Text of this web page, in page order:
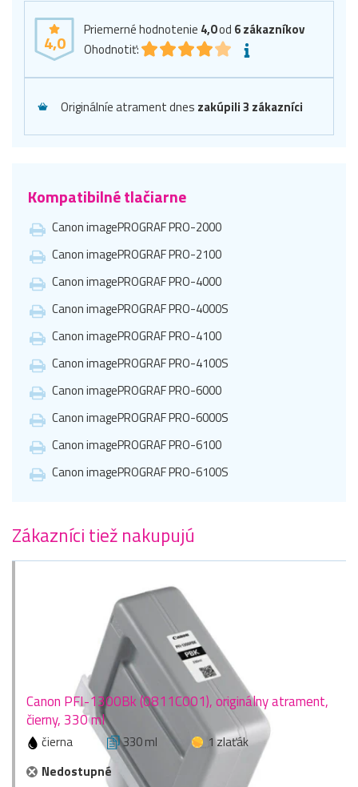
4,0
Priemerné hodnotenie 4,0od 6zákazníkov
Ohodnotiť:
Originálníe atrament dnes zakúpili 3 zákazníci
Kompatibilné tlačiarne
Canon imagePROGRAF PRO-2000
Canon imagePROGRAF PRO-2100
Canon imagePROGRAF PRO-4000
Canon imagePROGRAF PRO-4000S
Canon imagePROGRAF PRO-4100
Canon imagePROGRAF PRO-4100S
Canon imagePROGRAF PRO-6000
Canon imagePROGRAF PRO-6000S
Canon imagePROGRAF PRO-6100
Canon imagePROGRAF PRO-6100S
Zákazníci tiež nakupujú
Canon PFI-1300Bk (0811C001), originálny atrament,
čierny, 330 ml
čierna 330 ml
1 zlaťák
Nedostupné